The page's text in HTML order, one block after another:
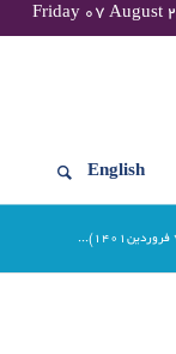
English